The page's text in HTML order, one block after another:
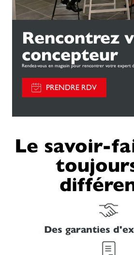
Rencontrez
concepteur
Rendez-vous en magasin pour rencontrer votre expert
PRENDRE RDV
Le savoir-
Des garanties